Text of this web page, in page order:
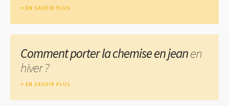
EN SAVOIR PLUS
Comment porter la chemise en jeanen
hiver ?
EN SAVOIR PLUS